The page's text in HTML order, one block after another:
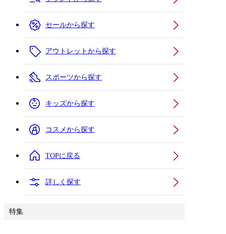
セールから探す
アウトレットから探す
スポーツから探す
キッズから探す
コスメから探す
TOPに戻る
詳しく探す
特集